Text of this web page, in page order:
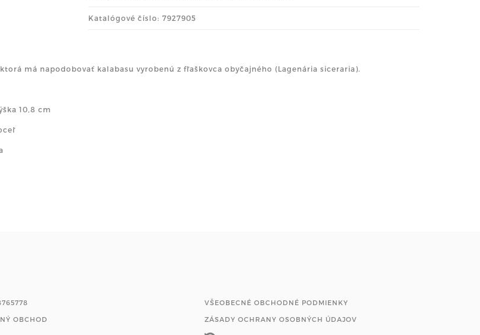
Katalógové číslo: 7927905
má napodobovať kalabasu vyrobenú z fľaškovca obyčajného (Lagenária siceraria).
10,8 cm
OBCHOD
VŠEOBECNÉ OBCHODNÉ PODMIENKY
ZÁSADY OCHRANY OSOBNÝCH ÚDAJOV